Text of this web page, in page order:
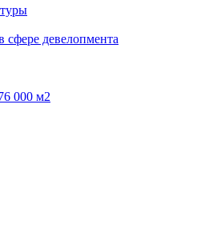
девелопмента
000 м2